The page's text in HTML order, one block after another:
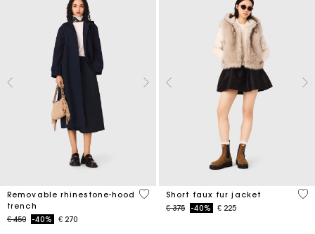
Removable rhinestone-hood
trench
Price reduced from
€ 450to-40% € 270
5 out of 5 Customer Rating
Short faux fur jacket
Price reduced from
€ 375to-40% € 225
4,5